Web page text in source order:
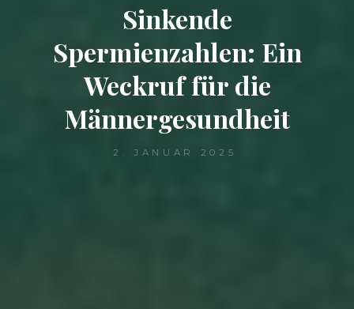
Sinkende
Spermienzahlen: Ein
Weckruf für die
Männergesundheit
2. JANUAR 2025